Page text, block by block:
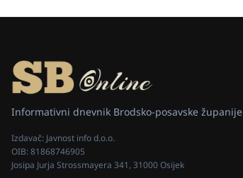
Informativni dnevnik Brodsko-posavske županije
Izdavač: Javnost info d.o.o.
OIB:81868746905
Josipa Jurja Strossmayera 341, 31000 Osijek